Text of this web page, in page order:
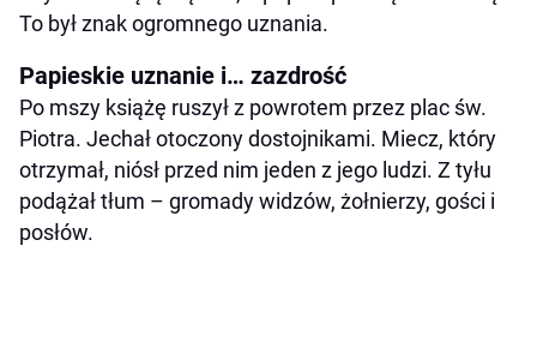
To był znak ogromnego uznania.
Papieskie uznanie i… zazdrość
Po mszy książę ruszył z powrotem przez plac św.
Piotra. Jechał otoczony dostojnikami. Miecz, który
otrzymał, niósł przed nim jeden z jego ludzi. Z tyłu
podążał tłum – gromady widzów, żołnierzy, gości i
posłów.